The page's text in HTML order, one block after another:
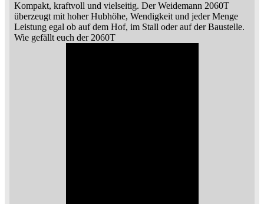
Kompakt, kraftvoll und vielseitig. Der Weidemann 2060T
überzeugt mit hoher Hubhöhe, Wendigkeit und jeder Menge
Leistung egal ob auf dem Hof, im Stall oder auf der Baustelle.
Wie gefällt euch der 2060T